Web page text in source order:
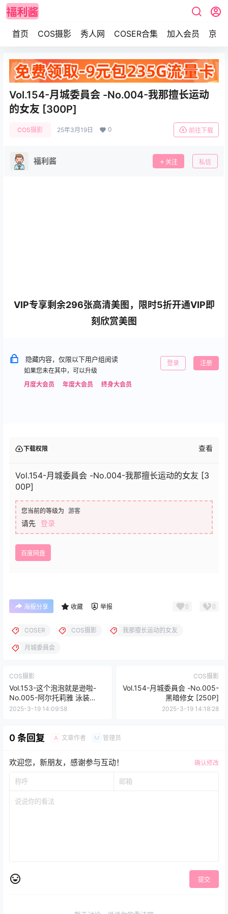
首页 COS摄影 秀人网 COSER合集 加入会员 京东
Vol.154-月城委員会 -No.004-我那擅长运动
的女友 [300P]
COS摄影 25年3月19日 0 前往下载
福利酱 关注 私信
VIP专享剩余296张高清美图，限时5折开通VIP即
刻欣赏美图
隐藏内容，仅限以下用户组阅读
如果您未在其中，可以升级
月度大会员
年度大会员 终身大会员
登录 注册
下载权限 查看
Vol.154-月城委員会 -No.004-我那擅长运动的女友 [3
00P]
您当前的等级为 游客
请先 登录
百度网盘
海报分享 收藏 举报 0 0
COSER COS摄影 我那擅长运动的女友
月城委員会
COS摄影
Vol.153-这个泡泡就是逊啦-
No.005-阿尔托莉雅 泳装
[14P]
2025-3-19 14:09:58
COS摄影
Vol.154-月城委員会 -No.005-
黑暗修女 [250P]
2025-3-19 14:18:28
0 条回复 A 文章作者 M 管理员
欢迎您，新朋友，感谢参与互动！ 确认修改
提交